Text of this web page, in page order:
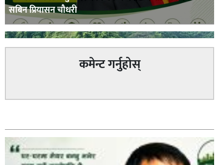
सबिन प्रियासन चौधरी
कमेन्ट गर्नुहोस्